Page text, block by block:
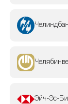
Эйч-Эс-